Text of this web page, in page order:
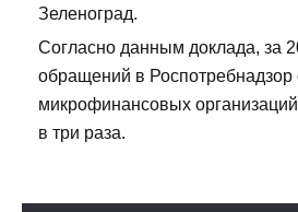
Зеленоград.
Согласно данным доклада, за
обращений в Роспотребнадзор
микрофинансовых
в три раза.